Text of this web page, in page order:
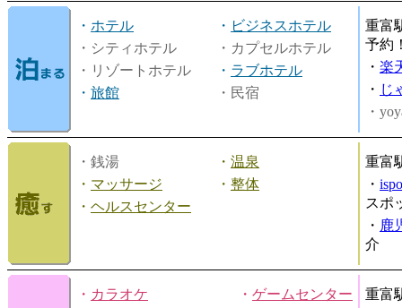
・ ホテル ・ ビジネスホテル
・シティホテル
・カプセルホテル
・リゾートホテル
・ ラブホテル
・ 旅館 ・民宿
重富
予約
・ 楽
・ じ
・
・銭湯 ・ 温泉
・ マッサージ ・ 整体
・ ヘルスセンター
重富
・
スポ
・ 鹿
介
・ カラオケ ・ ゲームセンター
重富